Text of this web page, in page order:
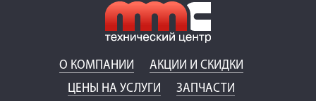
О КОМПАНИИ
АКЦИИ И СКИДКИ
ЦЕНЫ НА УСЛУГИ
ЗАПЧАСТИ